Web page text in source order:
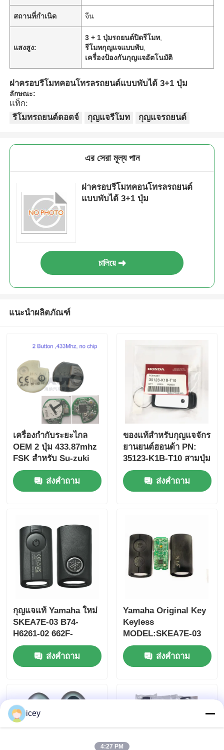
ผลิตภัณฑ์
สถานที่กำเนิด จีน
แสงสูง:
3 + 1 ปุ่มรถยนต์ปิดรีโมท
รีโมทกุญแจแบบพับ
เครื่องป้องกันกุญแจอัตโนมัติ
ฝาครอบรีโมทคอนโทรลรถยนต์แบบพับได้ 3+1 ปุ่ม
ลักษณะ:
แท็ก:
รีโมทรถยนต์ดอดจ์
กุญแจรีโมท กุญแจรถยนต์
এর সেরা মূল্য পান
ฝาครอบรีโมทคอนโทรลรถยนต์
แบบพับได้ 3+1 ปุ่ม
চালিয়ে
แนะนำผลิตภัณฑ์
เครื่องกํากับระยะไกล
OEM 2 ปุ่ม 433.87mhz
FSK สําหรับ Su-zuki
Jim-ny 2005-2017 ไม่มี
ชิป 37182-A7 เพียงควบ
คุมสําหรับขายส่ง MOQ
ส่งคำถาม
ของแท้สําหรับกุญแจจักร
ยานยนต์ฮอนด้า PN:
35123-K1B-T10 สามปุ่ม
FSK433.92MHz
ID47chip กุญแจรถยนต์
ไกล
ส่งคำถาม
กุญแจแท้ Yamaha ใหม่
SKEA7E-03 B74-
H6261-02 662F-
SKEA7D03
ส่งคำถาม
Yamaha Original Key
Keyless
MODEL:SKEA7E-03
สําหรับ Yamaha Smart
Remote Key B74-
H6261-02/662F-
ส่งคำถาม
icey
4:27 PM